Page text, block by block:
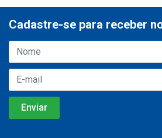
Cadastre-se para receber